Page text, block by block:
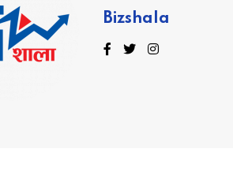
Bizshala